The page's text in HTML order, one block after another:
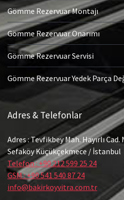
Gömme Rezervuar Montajı
Gömme Rezervuar Onarımı
Gömme Rezervuar Servisi
Gömme Rezervuar Yedek Parça
Adres & Telefonlar
Adres : Tevfikbey Mah. Hayırlı Cad.
Sefaköy Küçükçekmece / İstanbul
Telefon : +90 212 599 25 24
GSM : +90 541 540 87 24
info@bakirkoyvitra.com.tr